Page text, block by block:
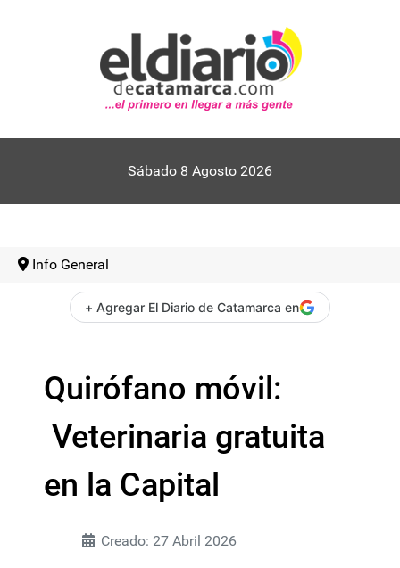
Sábado 8 Agosto 2026
Info General
+ Agregar El Diario de Catamarca en
Quirófano móvil:
Veterinaria gratuita
en la Capital
Creado: 27 Abril 2026